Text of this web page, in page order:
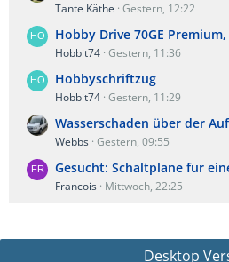
Tante Käthe Gestern, 12:22
Hobby Drive 70GE
Hobbit74 Gestern, 11:36
Hobbyschriftzug
Hobbit74 Gestern, 11:29
Wasserschaden über der
Webbs Gestern, 09:55
Gesucht: Schaltplane fur
Francois Mittwoch, 22:25
Desktop